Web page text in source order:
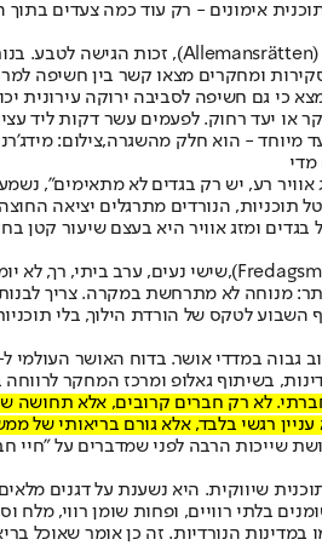
אימונים - רק עוד כמה צעדים בתוך
(
Allemansrätten) , זכות הגישה לטבע.
או יעד רחוק. לפעמים עשר דקות ליד
מיוחד - הוא חלק מהשגרה,צילום:
מדי
אוויר רע, יש רק בגדים לא מתאימים",
הנורדים מתרגלים יציאה
ומזג אוויר היא בעצם שיעור קטן
,שישי נעים, ערב ביתי, רך, לא
מנוחה לא מתרחשת במקרה. צריך
לטקס של הורדת הילוך, בלי
לא רק חברים קרובים, אלא תחושה
רגשי בלבד, אלא גורם בריאותי של
שייכות הרבה לפני שמדברים על "חיי
שיווקית. היא נשענת על דגנים
בלתי רוויים, ופחות שומן רווי, מלח
במדינות הנורדיות. זה כן אומר שאוכל